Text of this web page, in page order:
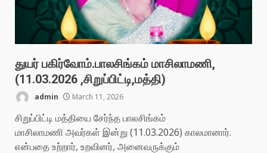
துயர் பகிர்வோம்.பாலசிங்கம் மாசிலாமணி,
(11.03.2026 ,சிறுப்பிட்டி,மத்தி)
admin March 11, 2026
சிறுப்பிட்டி மத்தியை சேர்ந்த பாலசிங்கம்
மாசிலாமணி அவர்கள் இன்று (11.03.2026) காலமானார்.
என்பதை உற்றார், உறவினர், அனைவருக்கும்